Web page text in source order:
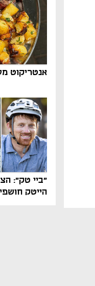
אנטריקוט
"ביי טק":
הייטק